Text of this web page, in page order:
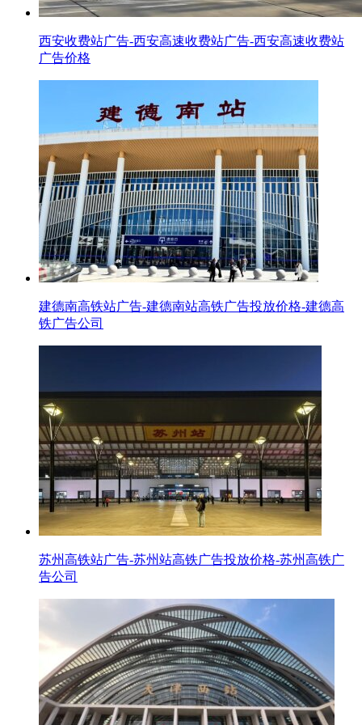
西安收费站广告-西安高速收费站广告-西安高速收费站
广告价格
建德南高铁站广告-建德南站高铁广告投放价格-建德高
铁广告公司
苏州高铁站广告-苏州站高铁广告投放价格-苏州高铁广
告公司